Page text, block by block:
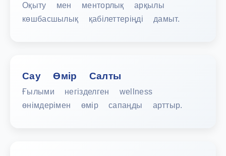
Оқыту мен менторлық арқылы
көшбасшылық қабілеттеріңді дамыт.
Сау Өмір Салты
Ғылыми негізделген wellness
өнімдерімен өмір сапаңды арттыр.